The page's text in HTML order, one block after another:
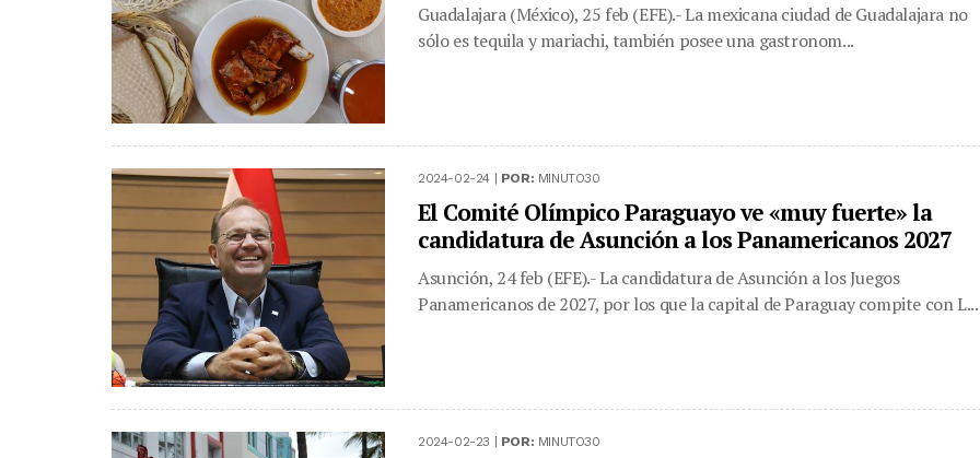
Guadalajara (México), 25 feb (EFE).- La mexicana ciudad de Guadalajara no
sólo es tequila y mariachi, también posee una gastronom...
2024-02-24 | POR: MINUTO30
El Comité Olímpico Paraguayo ve «muy fuerte» la
candidatura de Asunción a los Panamericanos 2027
Asunción, 24 feb (EFE).- La candidatura de Asunción a los Juegos
Panamericanos de 2027, por los que la capital de Paraguay compite con L...
2024-02-23 | POR: MINUTO30